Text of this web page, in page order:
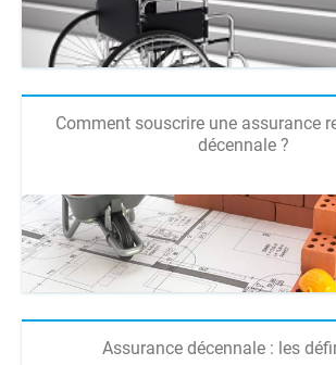
Comment souscrire une assurance
décennale ?
Assurance décennale : les